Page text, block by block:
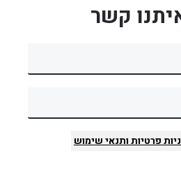
קשר
פרטיותותנאי שימוש